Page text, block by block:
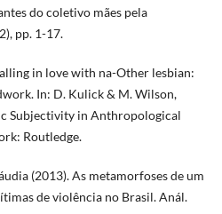
do coletivo mães pela
pp. 1-17.
in love with na-Other lesbian:
In: D. Kulick & M. Wilson,
Subjectivity in Anthropological
Routledge.
(2013). As metamorfoses de um
de violência no Brasil. Anál.